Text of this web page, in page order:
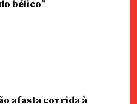
bélico”
afasta corrida à